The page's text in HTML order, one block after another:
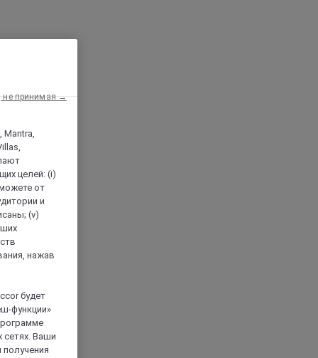
Mantra,
целей: (i)
от
и
(v)
нажав
будет
функции»
сетях. Ваши
не принимая →